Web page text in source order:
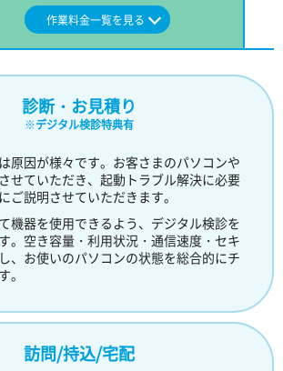
作業料金一覧を見る
診断・お見積り
※デジタル検診特典有
原因が様々です。お客さまのパソコンや
せていただき、起動トラブル解決に必要
ご説明させていただきます。
機器を使用できるよう、デジタル検診を
。空き容量・利用状況・通信速度・セキ
、お使いのパソコンの状態を総合的にチ
。
訪問/持込/宅配